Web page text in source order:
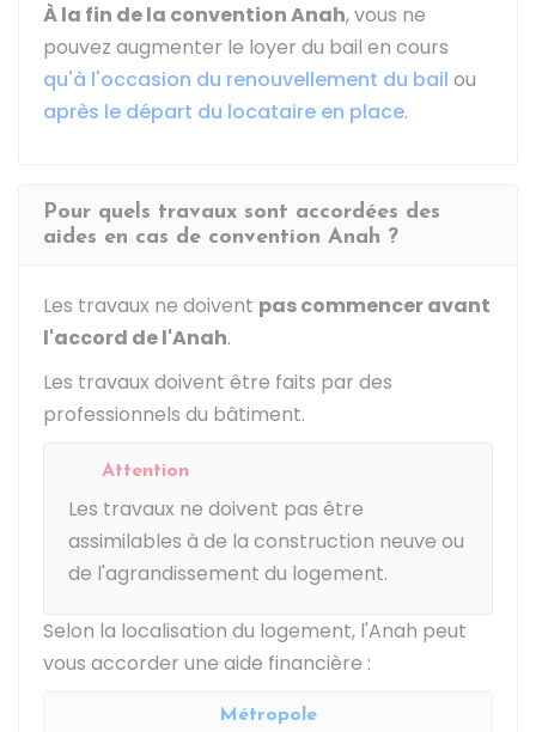
À la fin de la convention Anah, vous ne
pouvez augmenter le loyer du bail en cours
qu'à l'occasion du renouvellement du bail ou
après le départ du locataire en place.
Pour quels travaux sont accordées des
aides en cas de convention Anah ?
Les travaux ne doivent pas commencer avant
l'accord de l'Anah.
Les travaux doivent être faits par des
professionnels du bâtiment.
Attention
Les travaux ne doivent pas être
assimilables à de la construction neuve ou
de l'agrandissement du logement.
Selon la localisation du logement, l'Anah peut
vous accorder une aide financière :
Métropole